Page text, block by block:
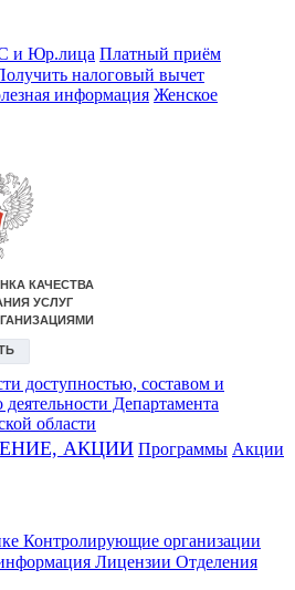
и Юр.лица Платный приём
налоговый вычет
информация Женское
доступностью, составом и
Департамента
области
АКЦИИ Программы Акции
Контролирующие организации
Лицензии Отделения